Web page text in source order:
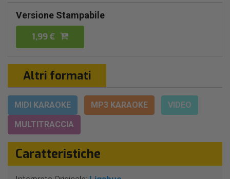
Versione Stampabile
1,99 €
Altri formati
MIDI KARAOKE MP3 KARAOKE
VIDEO
MULTITRACCIA
Caratteristiche